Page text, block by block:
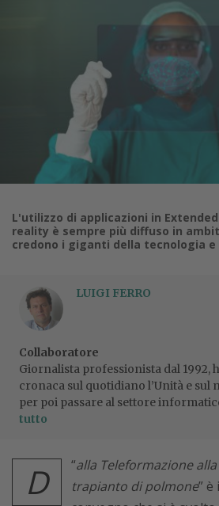
L'utilizzo di applicazioni in
reality è sempre più diffuso in
credono i giganti della tecnologia e
LUIGI FERRO
Collaboratore
Giornalista professionista dal 1992,
cronaca sul quotidiano l’Unità e sul
per poi passare al settore
tutto
“
D
alla Teleformazione
trapianto di polmone”